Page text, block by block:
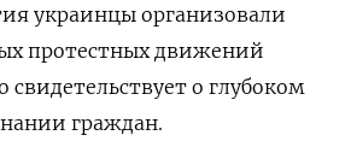
украинцы организовали
протестных движений
о глубоком
граждан.